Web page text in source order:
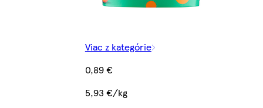
Viac z kategórie
0,89 €
5,93 €/kg